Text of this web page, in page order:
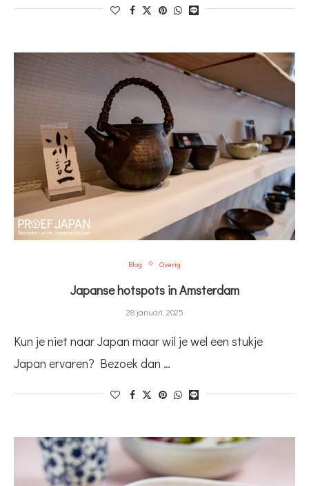
Blog Overig
Japanse hotspots in Amsterdam
28 januari, 2025
Kun je niet naar Japan maar wil je wel een stukje
Japan ervaren? Bezoek dan …